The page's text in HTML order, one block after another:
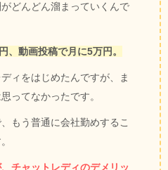
どんどん溜まっていくんで
、動画投稿で月に5万円。
ィをはじめたんですが、ま
ってなかったです。
もう普通に会社勤めするこ
チャットレディのデメリッ